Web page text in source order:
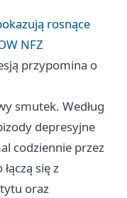
rosnące
NFZ
przypomina o
smutek. Według
depresyjne
codziennie przez
się z
oraz